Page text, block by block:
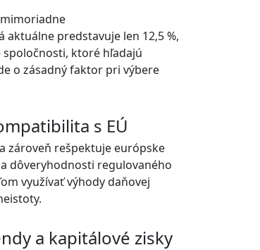
predstavuje len 12,5 %,
spoločnosti, ktoré hľadajú
o zásadný faktor pri výbere
s EÚ
zároveň rešpektuje európske
dôveryhodnosti regulovaného
využívať výhody daňovej
a kapitálové zisky